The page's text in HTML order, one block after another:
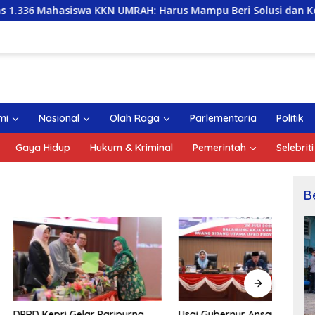
KKN UMRAH: Harus Mampu Beri Solusi dan Kontribusi
Nasional Olah Raga Parlementaria Politik
Gaya Hidup Hukum & Kriminal Pemerintah Selebriti